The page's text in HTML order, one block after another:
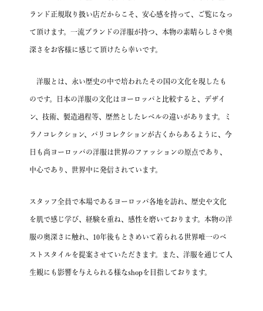
ランド正規取り扱い店だからこそ、安心感を持って、ご覧になっ
て頂けます。一流ブランドの洋服が持つ、本物の素晴らしさや奥
深さをお客様に感じて頂けたら幸いです。
洋服とは、永い歴史の中で培われたその国の文化を現したも
のです。 日本の洋服の文化はヨーロッパと比較すると、デザイ
ン、技術、製造過程等、歴然としたレベルの違いがあります。 ミ
ラノコレクション、パリコレクションが古くからあるように、今
日も尚ヨーロッパの洋服は世界のファッションの原点であり、
中心であり、世界中に発信されています。
スタッフ全員で本場であるヨーロッパ各地を訪れ、 歴史や文化
を肌で感じ学び、経験を重ね、感性を磨いております。 本物の洋
服の奥深さに触れ、10年後もときめいて着られる世界唯一のベ
ストスタイルを提案させていただきます。 また、洋服を通じて人
生観にも影響を与えられる様なshopを目指しております。